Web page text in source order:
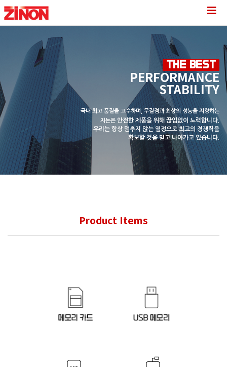
THE BEST
PERFORMANCE
STABILITY
국내 최고 품질을 고수하며, 무결점과 최상의 성능을 지향하는
지논은 안전한 제품을 위해 끊임없이 노력합니다.
우리는 항상 멈추지 않는 열정으로최고의 경쟁력을
확보할 것을 믿고 나아가고 있습니다.
Product Items